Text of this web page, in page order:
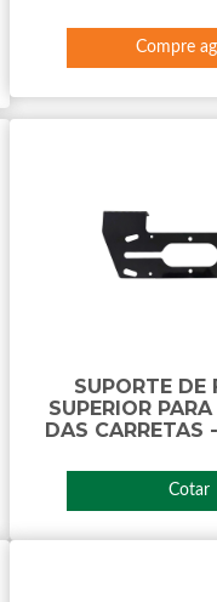
Compre
SUPORTE DE
SUPERIOR
DAS CARRETAS
Cotar